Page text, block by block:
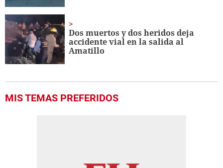
Dos muertos y dos heridos deja
accidente vial en la salida al
Amatillo
MIS TEMAS PREFERIDOS